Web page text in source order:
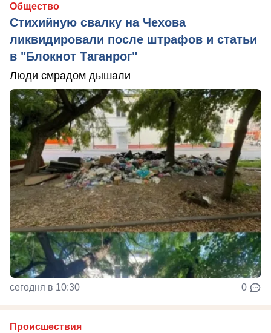
Общество
Стихийную свалку на Чехова
ликвидировали после штрафов и статьи
в "Блокнот Таганрог"
Люди смрадом дышали
сегодня в 10:30 0
Происшествия